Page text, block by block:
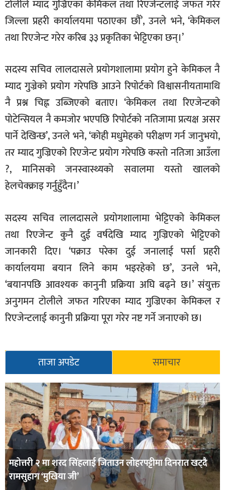
टोलीले म्याद गुज्रिएका केमिकल तथा रिएजेन्टलाई जफत गरेर
जिल्ला प्रहरी कार्यालयमा पठाएका छौँ’, उनले भने, ‘केमिकल
तथा रिएजेन्ट गरेर करिब ३३ प्रकृतिका भेट्टिएका छन्।’
सदस्य सचिव लालदासले प्रयोगशालामा प्रयोग हुने केमिकल नै
म्याद गुज्रेको प्रयोग गरेपछि आउने रिपोर्टको विश्वासनीयतामाथि
नै प्रश्न चिह्न उब्जिएको बताए। ‘केमिकल तथा रिएजेन्टको
पोटेन्सियल नै कमजोर भएपछि रिपोर्टको नतिजामा प्रत्यक्ष असर
पार्ने देखिन्छ’, उनले भने, ‘कोही मधुमेहको परीक्षण गर्न जानुभयो,
तर म्याद गुज्रिएको रिएजेन्ट प्रयोग गरेपछि कस्तो नतिजा आउँला
?, मानिसको जनस्वास्थ्यको सवालमा यस्तो खालको
हेलचेक्क्राइ गर्नुहुँदैन।’
सदस्य सचिव लालदासले प्रयोगशालामा भेट्टिएको केमिकल
तथा रिएजेन्ट कुनै दुई वर्षदेखि म्याद गुज्रिएको भेट्टिएको
जानकारी दिए। ‘पक्राउ परेका दुई जनालाई पर्सा प्रहरी
कार्यालयमा बयान लिने काम भइरहेको छ’, उनले भने,
‘बयानपछि आवश्यक कानुनी प्रक्रिया अघि बढ्ने छ।’ संयुक्त
अनुगमन टोलीले जफत गरिएका म्याद गुज्रिएका केमिकल र
रिएजेन्टलाई कानुनी प्रक्रिया पूरा गरेर नष्ट गर्ने जनाएको छ।
ताजा अपडेट समाचार
महोत्तरी २ मा शरद सिंहलाई जिताउन लोहरपट्टीमा दिनरात खट्दै
रामसुहाग ‘मुखिया जी’